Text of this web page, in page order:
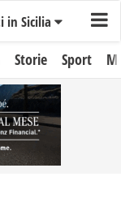
in Sicilia
Storie Sport